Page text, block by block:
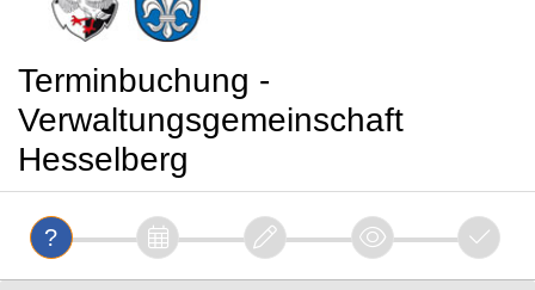
Terminbuchung -
Verwaltungsgemeinschaft
Hesselberg